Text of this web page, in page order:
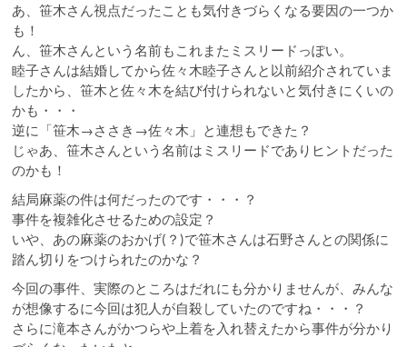
あ、笹木さん視点だったことも気付きづらくなる要因の一つか
も！
ん、笹木さんという名前もこれまたミスリードっぽい。
睦子さんは結婚してから佐々木睦子さんと以前紹介されていま
したから、笹木と佐々木を結び付けられないと気付きにくいの
かも・・・
逆に「笹木→ささき→佐々木」と連想もできた？
じゃあ、笹木さんという名前はミスリードでありヒントだった
のかも！
結局麻薬の件は何だったのです・・・？
事件を複雑化させるための設定？
いや、あの麻薬のおかげ(？)で笹木さんは石野さんとの関係に
踏ん切りをつけられたのかな？
今回の事件、実際のところはだれにも分かりませんが、みんな
が想像するに今回は犯人が自殺していたのですね・・・？
さらに滝本さんがかつらや上着を入れ替えたから事件が分かり